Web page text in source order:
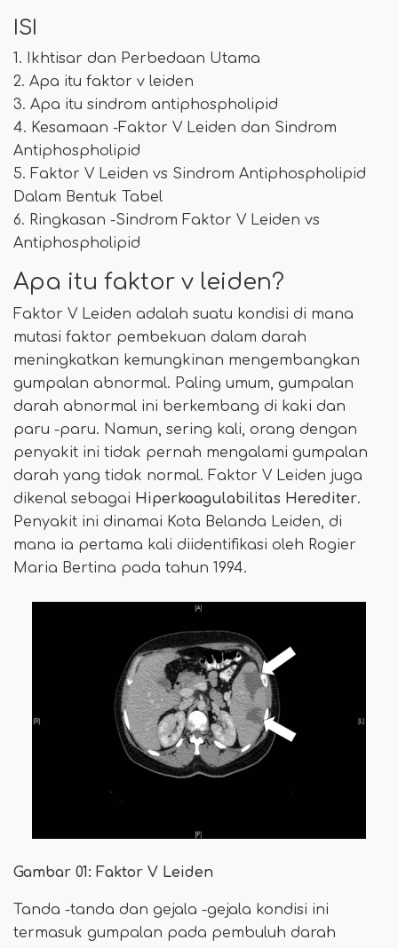
ISI
1. Ikhtisar dan Perbedaan Utama
2. Apa itu faktor v leiden
3. Apa itu sindrom antiphospholipid
4. Kesamaan -Faktor V Leiden dan Sindrom
Antiphospholipid
5. Faktor V Leiden vs Sindrom Antiphospholipid
Dalam Bentuk Tabel
6. Ringkasan -Sindrom Faktor V Leiden vs
Antiphospholipid
Apa itu faktor v leiden?
Faktor V Leiden adalah suatu kondisi di mana
mutasi faktor pembekuan dalam darah
meningkatkan kemungkinan mengembangkan
gumpalan abnormal. Paling umum, gumpalan
darah abnormal ini berkembang di kaki dan
paru -paru. Namun, sering kali, orang dengan
penyakit ini tidak pernah mengalami gumpalan
darah yang tidak normal. Faktor V Leiden juga
dikenal sebagai Hiperkoagulabilitas Herediter.
Penyakit ini dinamai Kota Belanda Leiden, di
mana ia pertama kali diidentifikasi oleh Rogier
Maria Bertina pada tahun 1994.
Gambar 01: Faktor V Leiden
Tanda -tanda dan gejala -gejala kondisi ini
termasuk gumpalan pada pembuluh darah